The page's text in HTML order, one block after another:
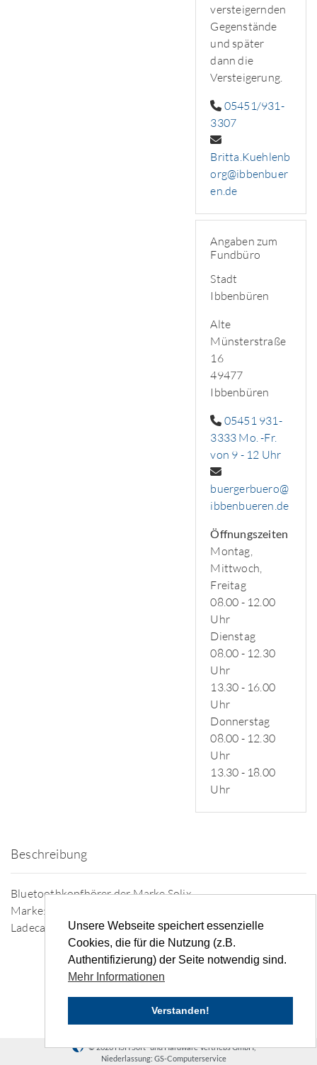
Unsere Webseite speichert essenzielle
Cookies, die für die Nutzung (z.B.
Authentifizierung) der Seite notwendig sind.
Mehr Informationen
Verstanden!
versteigernden
Gegenstände
und später
dann die
Versteigerung.
05451/931-
3307
Britta.Kuehlenb
org@ibbenbuer
en.de
Angaben zum
Fundbüro
Stadt
Ibbenbüren
Alte
Münsterstraße
16
49477
Ibbenbüren
05451 931-
3333 Mo. -Fr.
von 9 - 12 Uhr
buergerbuero@
ibbenbueren.de
Öffnungszeiten
Montag,
Mittwoch,
Freitag
08.00 - 12.00
Uhr
Dienstag
08.00 - 12.30
Uhr
13.30 - 16.00
Uhr
Donnerstag
08.00 - 12.30
Uhr
13.30 - 18.00
Uhr
Beschreibung
Bluetoothkopfhörer der Marke Solix
Marke: Sonstige
Ladecase: Vorhanden
© 2026 HSH Soft- und Hardware Vertriebs GmbH,
Niederlassung: GS-Computerservice